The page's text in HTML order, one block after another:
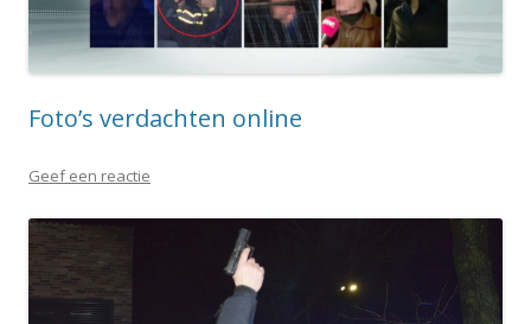
Foto’s verdachten online
Geef een reactie